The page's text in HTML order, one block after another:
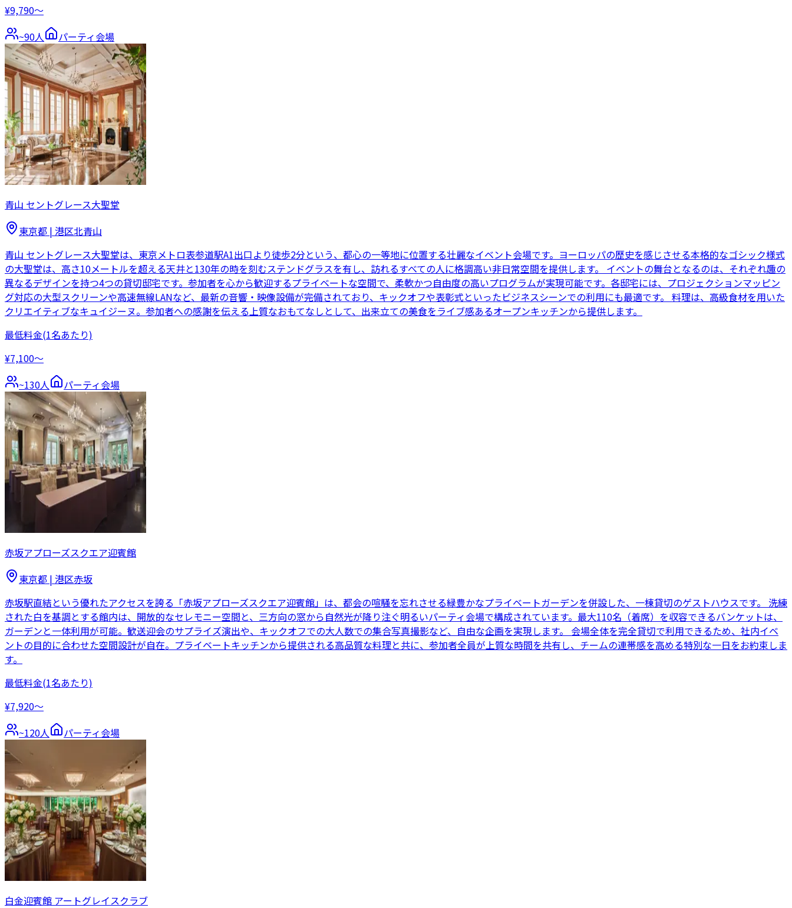
¥9,790〜
~90人 パーティ会場
青山 セントグレース大聖堂
東京都 | 港区北青山
青山 セントグレース大聖堂は、東京メトロ表参道駅A1出口より徒歩2分という、都心の一等地に位置する壮麗なイベント会場です。ヨーロッパの歴史を感じさせる本格的なゴシック様式
の大聖堂は、高さ10メートルを超える天井と130年の時を刻むステンドグラスを有し、訪れるすべての人に格調高い非日常空間を提供します。 イベントの舞台となるのは、それぞれ趣の
異なるデザインを持つ4つの貸切邸宅です。参加者を心から歓迎するプライベートな空間で、柔軟かつ自由度の高いプログラムが実現可能です。各邸宅には、プロジェクションマッピン
グ対応の大型スクリーンや高速無線LANなど、最新の音響・映像設備が完備されており、キックオフや表彰式といったビジネスシーンでの利用にも最適です。 料理は、高級食材を用いた
クリエイティブなキュイジーヌ。参加者への感謝を伝える上質なおもてなしとして、出来立ての美食をライブ感あるオープンキッチンから提供します。
最低料金(1名あたり)
¥7,100〜
~130人 パーティ会場
赤坂アプローズスクエア迎賓館
東京都 | 港区赤坂
赤坂駅直結という優れたアクセスを誇る「赤坂アプローズスクエア迎賓館」は、都会の喧騒を忘れさせる緑豊かなプライベートガーデンを併設した、一棟貸切のゲストハウスです。 洗練
された白を基調とする館内は、開放的なセレモニー空間と、三方向の窓から自然光が降り注ぐ明るいパーティ会場で構成されています。最大110名（着席）を収容できるバンケットは、
ガーデンと一体利用が可能。歓送迎会のサプライズ演出や、キックオフでの大人数での集合写真撮影など、自由な企画を実現します。 会場全体を完全貸切で利用できるため、社内イベ
ントの目的に合わせた空間設計が自在。プライベートキッチンから提供される高品質な料理と共に、参加者全員が上質な時間を共有し、チームの連帯感を高める特別な一日をお約束しま
す。
最低料金(1名あたり)
¥7,920〜
~120人 パーティ会場
白金迎賓館 アートグレイスクラブ